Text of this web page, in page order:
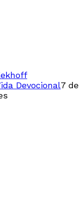
Devocional7 de